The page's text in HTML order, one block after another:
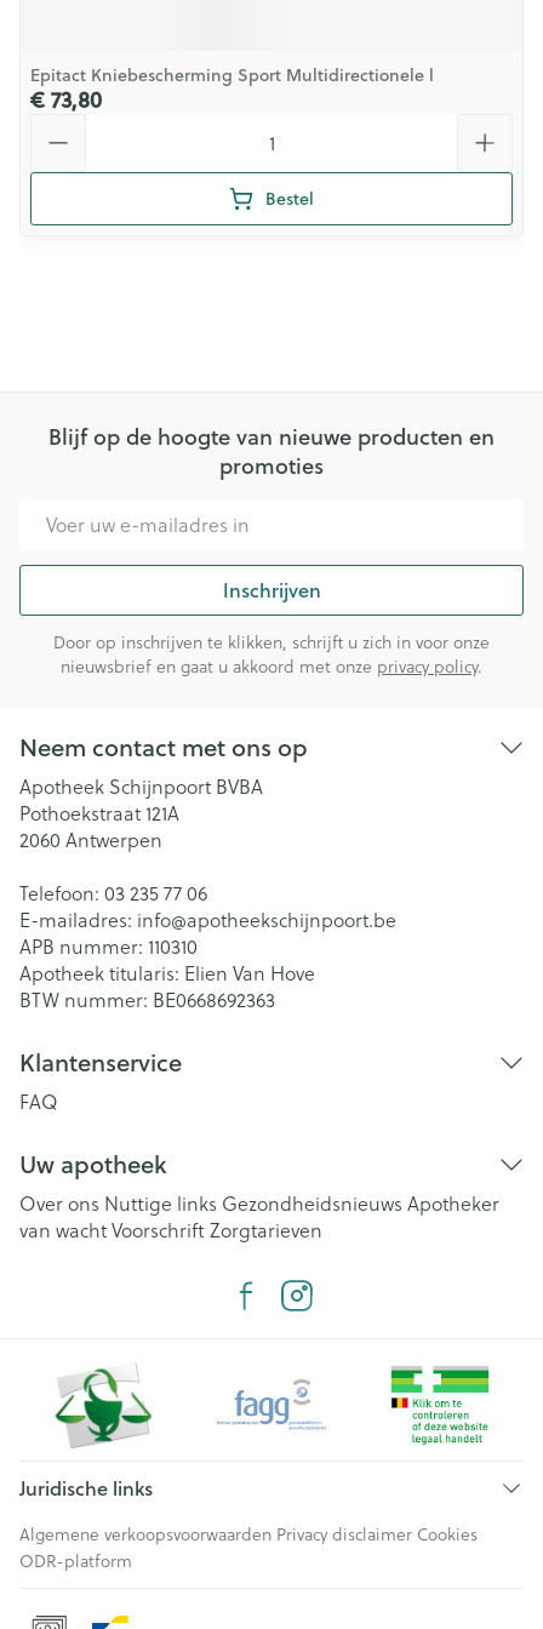
Epitact Kniebescherming Sport Multidirectionele l
€ 73,80
Bestel
Blijf op de hoogte van nieuwe producten en
promoties
Inschrijven
Door op inschrijven te klikken, schrijft u zich in voor onze
nieuwsbrief en gaat u akkoord met onze privacy policy.
Neem contact met ons op
Apotheek Schijnpoort BVBA
Pothoekstraat 121A
2060 Antwerpen
Telefoon: 03 235 77 06
E-mailadres: info@apotheekschijnpoort.be
APB nummer: 110310
Apotheek titularis: Elien Van Hove
BTW nummer: BE0668692363
Klantenservice
FAQ
Uw apotheek
Over ons Nuttige links Gezondheidsnieuws Apotheker
van wachtVoorschriftZorgtarieven
Juridische links
Algemene verkoopsvoorwaarden Privacy disclaimer Cookies
ODR-platform